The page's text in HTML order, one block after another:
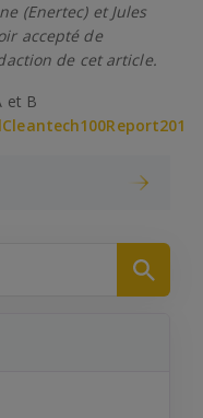
(Enertec) et Jules
accepté de
de cet article.
et B